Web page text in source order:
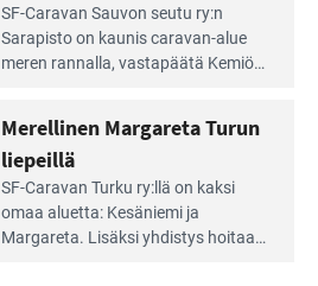
SF-Caravan Sauvon seutu ry:n
Sarapisto on kaunis caravan-alue
meren rannalla, vasta­päätä Kemiön
kymmenen paikkaa ilman sähköä.
Merellinen Margareta Turun
liepeillä
SF-Caravan Turku ry:llä on kaksi
omaa aluet­ta: Kesäniemi ja
Margareta. Lisäksi yhdis­tys hoitaa